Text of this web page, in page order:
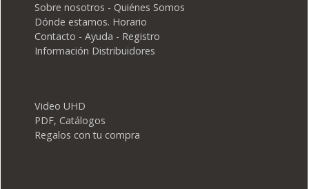
Sobre nosotros - Quiénes Somos
Dónde estamos. Horario
Contacto - Ayuda - Registro
Información Distribuidores
Video UHD
PDF, Catálogos
Regalos con tu compra